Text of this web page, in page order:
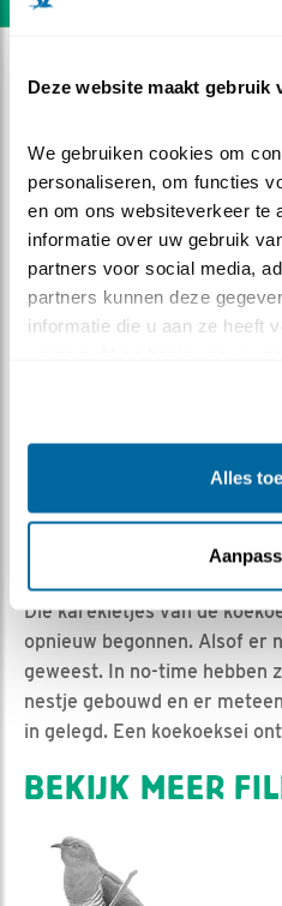
Deze website maakt gebruik
We gebruiken cookies om
personaliseren, om functies
en om ons websiteverkeer te
informatie over uw gebruik
partners voor social media,
partners kunnen deze
informatie die u aan ze heeft
Alles
Back in
Bewaar dit filmpje |
Die karekietjes van de
opnieuw begonnen. Alsof er
geweest. In no-time hebben
nestje gebouwd en er
in gelegd. Een koekoeksei
BEKIJK MEER